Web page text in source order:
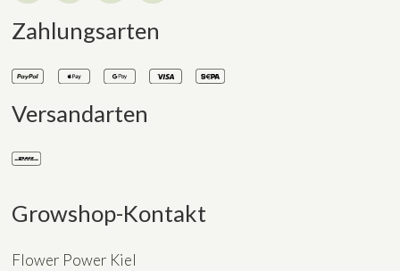
Zahlungsarten
Versandarten
Growshop-Kontakt
Flower Power Kiel